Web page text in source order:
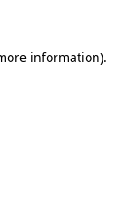
information).